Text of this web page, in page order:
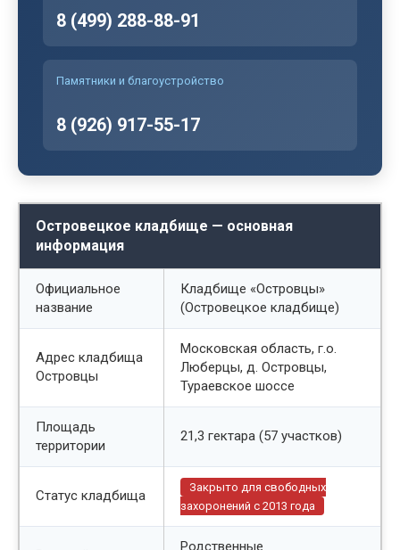
8 (499) 288-88-91
Памятники и благоустройство
8 (926) 917-55-17
Островецкое кладбище — основная
информация
Официальное
название
Кладбище «Островцы»
(Островецкое кладбище)
Адрес кладбища
Островцы
Московская область, г.о.
Люберцы, д. Островцы,
Тураевское шоссе
Площадь
территории
21,3 гектара (57 участков)
Статус кладбища
Закрыто для свободных
захоронений с 2013 года
Родственные